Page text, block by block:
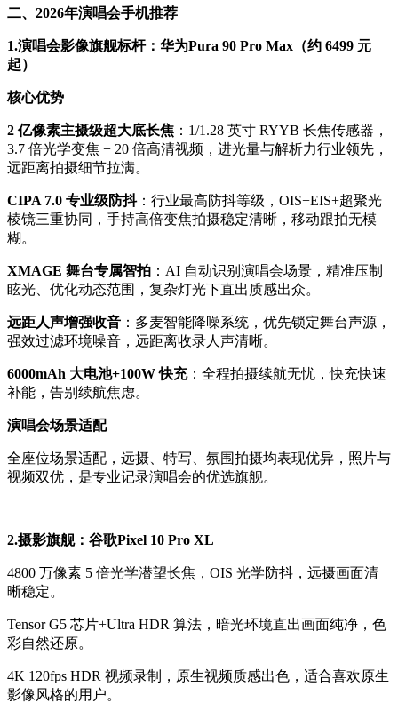
二、2026年演唱会手机推荐
1.演唱会影像旗舰标杆：华为Pura 90 Pro Max（约 6499 元
起）
核心优势
2 亿像素主摄级超大底长焦 ：1/1.28 英寸 RYYB 长焦传感器，
3.7 倍光学变焦 + 20 倍高清视频，进光量与解析力行业领先，
远距离拍摄细节拉满。
CIPA 7.0 专业级防抖：行业最高防抖等级，OIS+EIS+超聚光
棱镜三重协同，手持高倍变焦拍摄稳定清晰，移动跟拍无模
糊。
XMAGE 舞台专属智拍 ：AI 自动识别演唱会场景，精准压制
眩光、优化动态范围，复杂灯光下直出质感出众。
远距人声增强收音 ：多麦智能降噪系统，优先锁定舞台声源，
强效过滤环境噪音，远距离收录人声清晰。
6000mAh 大电池+100W 快充：全程拍摄续航无忧，快充快速
补能，告别续航焦虑。
演唱会场景适配
全座位场景适配，远摄、特写、氛围拍摄均表现优异，照片与
视频双优，是专业记录演唱会的优选旗舰。
2.摄影旗舰：谷歌Pixel 10 Pro XL
4800 万像素 5 倍光学潜望长焦，OIS 光学防抖，远摄画面清
晰稳定。
Tensor G5 芯片+Ultra HDR 算法，暗光环境直出画面纯净，色
彩自然还原。
4K 120fps HDR 视频录制，原生视频质感出色，适合喜欢原生
影像风格的用户。